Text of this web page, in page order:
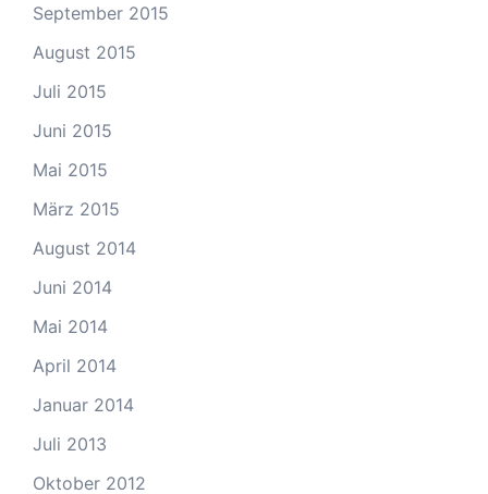
September 2015
August 2015
Juli 2015
Juni 2015
Mai 2015
März 2015
August 2014
Juni 2014
Mai 2014
April 2014
Januar 2014
Juli 2013
Oktober 2012